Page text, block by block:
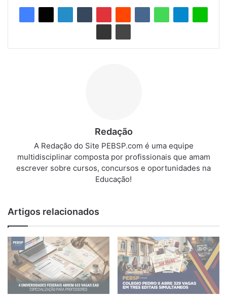
Redação
A Redação do Site PEBSP.com é uma equipe
multidisciplinar composta por profissionais que amam
escrever sobre cursos, concursos e oportunidades na
Educação!
Artigos relacionados